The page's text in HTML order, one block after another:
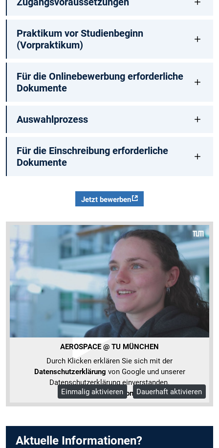
Praktikum vor Studienbeginn
(Vorpraktikum)
Für die Onlinebewerbung erforderliche
Dokumente
Auswahlprozess
Für die Einschreibung erforderliche
Dokumente
Jetzt bewerben
AEROSPACE @ TU MÜNCHEN
Durch Klicken erklären Sie sich mit der
Datenschutzerklärung von Google und unserer
Datenschutzerklärung einverstanden.
Mehr Informationen
Einmalig aktivieren Dauerhaft aktivieren
Aktuelle Informationen?